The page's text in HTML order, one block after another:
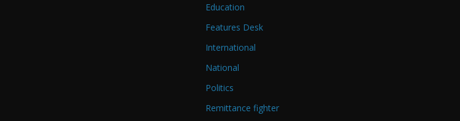
Education
Features Desk
International
National
Politics
Remittance fighter